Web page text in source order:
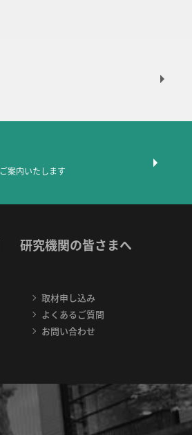
ご案内いたします
研究機関の皆さまへ
取材申し込み
よくあるご質問
お問い合わせ